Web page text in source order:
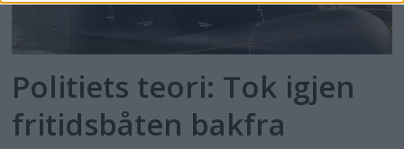
Politiets teori: Tok igjen
fritidsbåten bakfra